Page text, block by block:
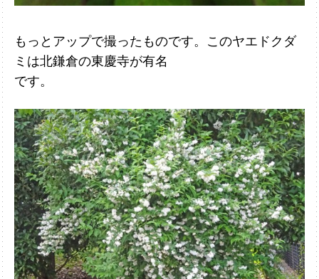
もっとアップで撮ったものです。このヤエドクダ
ミは北鎌倉の東慶寺が有名
です。